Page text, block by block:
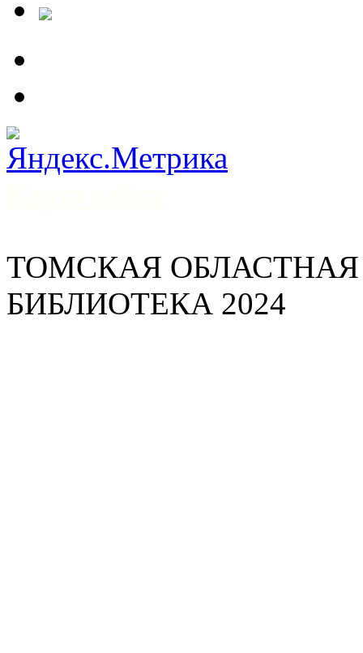
ТОМСКАЯ
БИБЛИОТЕКА 2024